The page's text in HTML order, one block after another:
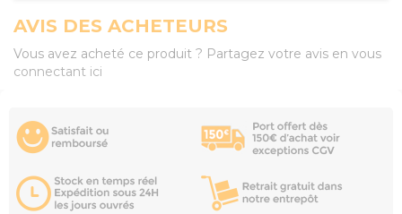
AVIS DES ACHETEURS
Vous avez acheté ce produit ? Partagez votre avis en vous
connectant ici